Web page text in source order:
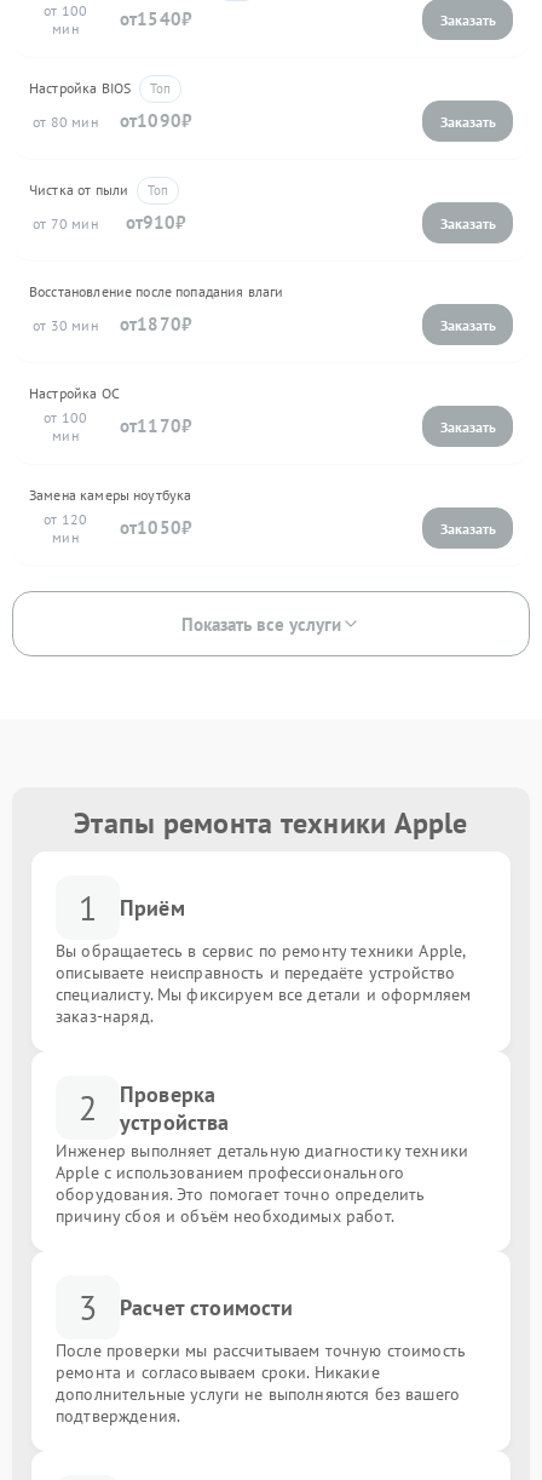
100
1540
Настройка BIOS
80
1090
Чистка от пыли
70
910
Восстановление после попадания влаги
30
1870
Настройка ОС
100
1170
Замена камеры ноутбука
120
1050
Показать все услуги
Этапы ремонта техники Apple
1 Приём
Вы обращаетесь в сервис по ремонту техники Apple,
описываете неисправность и передаёте устройство
специалисту. Мы фиксируем все детали и оформляем
заказ-наряд.
2
Проверка
устройства
Инженер выполняет детальную диагностику техники
Apple с использованием профессионального
оборудования. Это помогает точно определить
причину сбоя и объём необходимых работ.
3 Расчет стоимости
После проверки мы рассчитываем точную стоимость
ремонта и согласовываем сроки. Никакие
дополнительные услуги не выполняются без вашего
подтверждения.